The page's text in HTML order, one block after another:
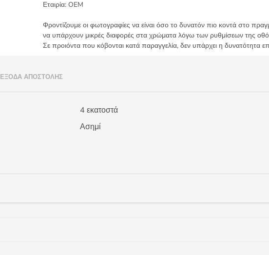
Εταιρία: OEM
Φροντίζουμε οι φωτογραφίες να είναι όσο το δυνατόν πιο κοντά στο
να υπάρχουν μικρές διαφορές στα χρώματα λόγω των ρυθμίσεων της
Σε προιόντα που κόβονται κατά παραγγελία, δεν υπάρχει η δυνατότητα
ΈΞΟΔΑ ΑΠΟΣΤΟΛΉΣ
4 εκατοστά
Ασημί